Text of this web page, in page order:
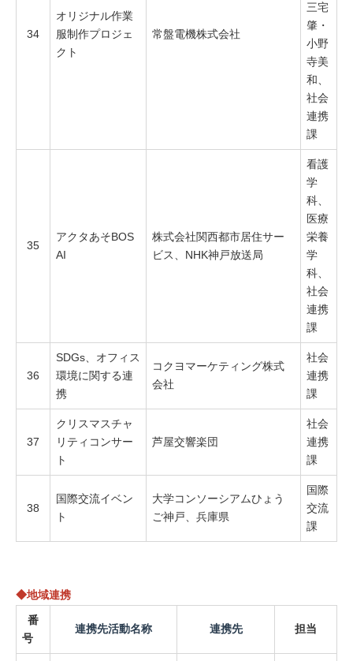
34
オリジナル作業
服制作プロジェ
クト
常盤電機株式会社
三宅
肇・
小野
寺美
和、
社会
連携
課
35
アクタあそBOS
AI
株式会社関西都市居住サー
ビス、NHK神戸放送局
看護
学
科、
医療
栄養
学
科、
社会
連携
課
36
SDGs、オフィス
環境に関する連
携
コクヨマーケティング株式
会社
社会
連携
課
37
クリスマスチャ
リティコンサー
ト
芦屋交響楽団
社会
連携
課
38
国際交流イベン
ト
大学コンソーシアムひょう
ご神戸、兵庫県
国際
交流
課
◆地域連携
番
号
連携先活動名称 連携先 担当